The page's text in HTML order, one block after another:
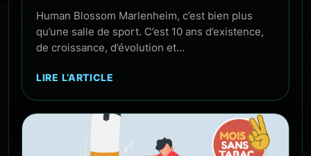
Human Blossom Marlenheim, c’est bien plus
qu’une salle de sport. C’est 10 ans d’existence,
de croissance, d’évolution et…
LIRE L’ARTICLE